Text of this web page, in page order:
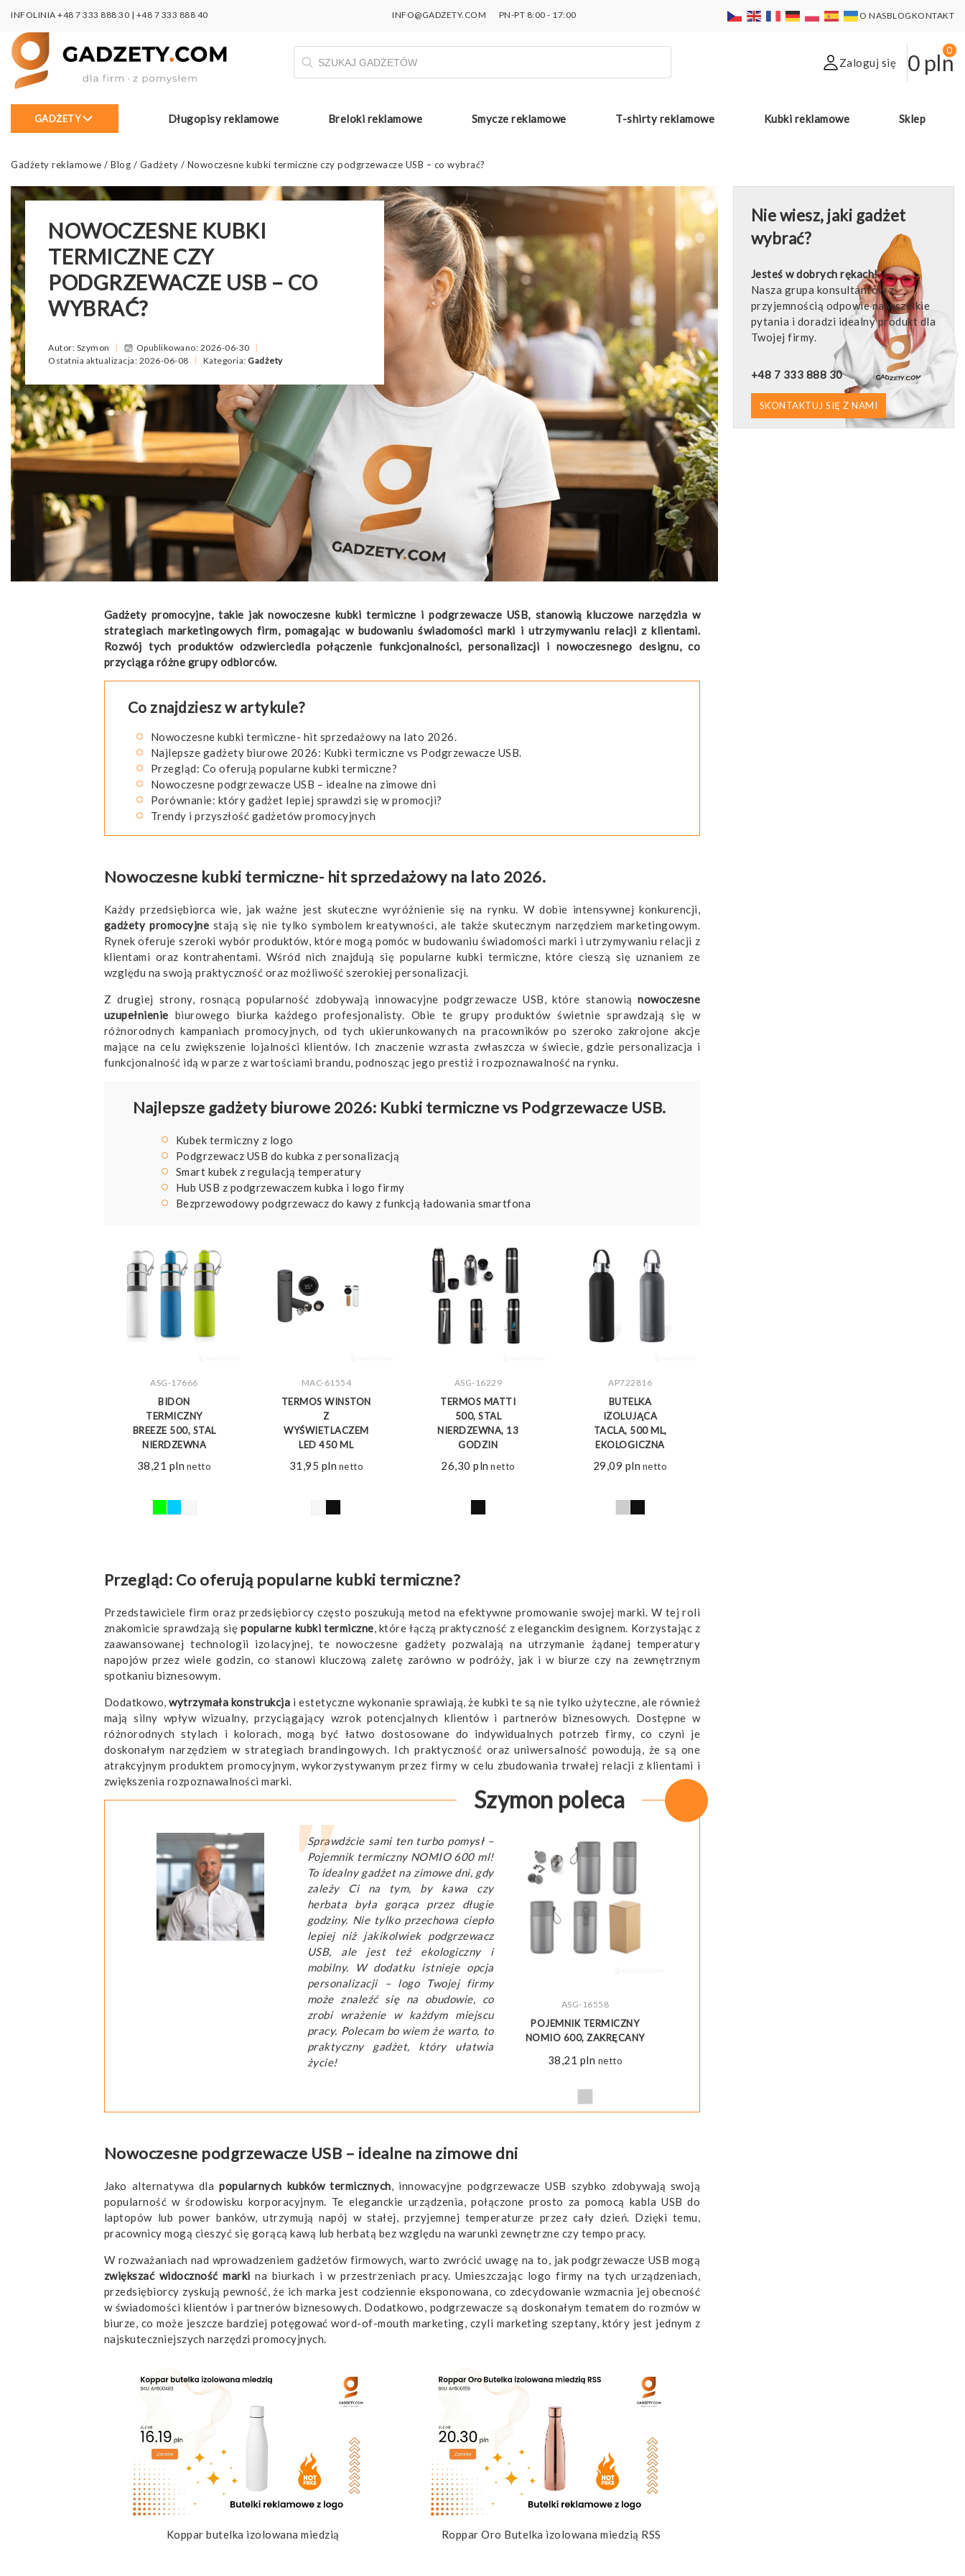
INFOLINIA +48 7 333 888 30 | +48 7 333 888 40 INFO@GADZETY.COM PN-PT 8:00 - 17:00 O NASBLOGKONTAKT
Wyszukiwarka
produktów
Zaloguj się 0 pln
0
GADŻETY Długopisy reklamowe Breloki reklamowe Smycze reklamowe T-shirty reklamowe Kubki reklamowe Sklep
Gadżety reklamowe / Blog / Gadżety / Nowoczesne kubki termiczne czy podgrzewacze USB – co wybrać?
NOWOCZESNE KUBKI
TERMICZNE CZY
PODGRZEWACZE USB – CO
WYBRAĆ?
Autor: Szymon
Opublikowano: 2026-06-30
Ostatnia aktualizacja: 2026-06-08
Kategoria: Gadżety
Gadżety promocyjne, takie jak nowoczesne kubki termiczne i podgrzewacze USB, stanowią kluczowe narzędzia w
strategiach marketingowych firm, pomagając w budowaniu świadomości marki i utrzymywaniu relacji z klientami.
Rozwój tych produktów odzwierciedla połączenie funkcjonalności, personalizacji i nowoczesnego designu, co
przyciąga różne grupy odbiorców.
Co znajdziesz w artykule?
Nowoczesne kubki termiczne- hit sprzedażowy na lato 2026.
Najlepsze gadżety biurowe 2026: Kubki termiczne vs Podgrzewacze USB.
Przegląd: Co oferują popularne kubki termiczne?
Nowoczesne podgrzewacze USB – idealne na zimowe dni
Porównanie: który gadżet lepiej sprawdzi się w promocji?
Trendy i przyszłość gadżetów promocyjnych
Nowoczesne kubki termiczne- hit sprzedażowy na lato 2026.
Każdy przedsiębiorca wie, jak ważne jest skuteczne wyróżnienie się na rynku. W dobie intensywnej konkurencji,
gadżety promocyjne stają się nie tylko symbolem kreatywności, ale także skutecznym narzędziem marketingowym.
Rynek oferuje szeroki wybór produktów, które mogą pomóc w budowaniu świadomości marki i utrzymywaniu relacji z
klientami oraz kontrahentami. Wśród nich znajdują się popularne kubki termiczne, które cieszą się uznaniem ze
względu na swoją praktyczność oraz możliwość szerokiej personalizacji.
Z drugiej strony, rosnącą popularność zdobywają innowacyjne podgrzewacze USB, które stanowiąnowoczesne
uzupełnienie biurowego biurka każdego profesjonalisty. Obie te grupy produktów świetnie sprawdzają się w
różnorodnych kampaniach promocyjnych, od tych ukierunkowanych na pracowników po szeroko zakrojone akcje
mające na celu zwiększenie lojalności klientów. Ich znaczenie wzrasta zwłaszcza w świecie, gdzie personalizacja i
funkcjonalność idą w parze z wartościami brandu, podnosząc jego prestiż i rozpoznawalność na rynku.
Najlepsze gadżety biurowe 2026: Kubki termiczne vs Podgrzewacze USB.
Kubek termiczny z logo
Podgrzewacz USB do kubka z personalizacją
Smart kubek z regulacją temperatury
Hub USB z podgrzewaczem kubka i logo firmy
Bezprzewodowy podgrzewacz do kawy z funkcją ładowania smartfona
ZOBACZ WIĘCEJ
ASG-17666
BIDON
TERMICZNY
BREEZE 500, STAL
NIERDZEWNA
38,21 pln netto
ZOBACZ WIĘCEJ
MAC-61554
TERMOS WINSTON
Z
WYŚWIETLACZEM
LED 450 ML
31,95 pln netto
ZOBACZ WIĘCEJ
ASG-16229
TERMOS MATTI
500, STAL
NIERDZEWNA, 13
GODZIN
26,30pln netto
ZOBACZ WIĘCEJ
AP722816
BUTELKA
IZOLUJĄCA
TACLA, 500 ML,
EKOLOGICZNA
29,09 pln netto
Przegląd: Co oferują popularne kubki termiczne?
Przedstawiciele firm oraz przedsiębiorcy często poszukują metod na efektywne promowanie swojej marki. W tej roli
znakomicie sprawdzają siępopularne kubki termiczne, które łączą praktyczność z eleganckim designem. Korzystając z
zaawansowanej technologii izolacyjnej, te nowoczesne gadżety pozwalają na utrzymanie żądanej temperatury
napojów przez wiele godzin, co stanowi kluczową zaletę zarówno w podróży, jak i w biurze czy na zewnętrznym
spotkaniu biznesowym.
Dodatkowo,wytrzymała konstrukcja i estetyczne wykonanie sprawiają, że kubki te są nie tylko użyteczne, ale również
mają silny wpływ wizualny, przyciągający wzrok potencjalnych klientów i partnerów biznesowych. Dostępne w
różnorodnych stylach i kolorach, mogą być łatwo dostosowane do indywidualnych potrzeb firmy, co czyni je
doskonałym narzędziem w strategiach brandingowych. Ich praktyczność oraz uniwersalność powodują, że są one
atrakcyjnym produktem promocyjnym, wykorzystywanym przez firmy w celu zbudowania trwałej relacji z klientami i
zwiększenia rozpoznawalności marki.
Szymon poleca
Sprawdźcie sami ten turbo pomysł –
Pojemnik termiczny NOMIO 600 ml!
To idealny gadżet na zimowe dni, gdy
zależy Ci na tym, by kawa czy
herbata była gorąca przez długie
godziny. Nie tylko przechowa ciepło
lepiej niż jakikolwiek podgrzewacz
USB, ale jest też ekologiczny i
mobilny. W dodatku istnieje opcja
personalizacji – logo Twojej firmy
może znaleźć się na obudowie, co
zrobi wrażenie w każdym miejscu
pracy. Polecam bo wiem że warto, to
praktyczny gadżet, który ułatwia
życie!
ZOBACZ WIĘCEJ
ASG-16558
POJEMNIK TERMICZNY
NOMIO 600, ZAKRĘCANY
38,21 pln netto
Nowoczesne podgrzewacze USB – idealne na zimowe dni
Jako alternatywa dlapopularnych kubków termicznych, innowacyjne podgrzewacze USB szybko zdobywają swoją
popularność w środowisku korporacyjnym. Te eleganckie urządzenia, połączone prosto za pomocą kabla USB do
laptopów lub power banków, utrzymują napój w stałej, przyjemnej temperaturze przez cały dzień. Dzięki temu,
pracownicy mogą cieszyć się gorącą kawą lub herbatą bez względu na warunki zewnętrzne czy tempo pracy.
W rozważaniach nad wprowadzeniem gadżetów firmowych, warto zwrócić uwagę na to, jak podgrzewacze USB mogą
zwiększać widoczność marki na biurkach i w przestrzeniach pracy. Umieszczając logo firmy na tych urządzeniach,
przedsiębiorcy zyskują pewność, że ich marka jest codziennie eksponowana, co zdecydowanie wzmacnia jej obecność
w świadomości klientów i partnerów biznesowych. Dodatkowo, podgrzewacze są doskonałym tematem do rozmów w
biurze, co może jeszcze bardziej potęgować word-of-mouth marketing, czyli marketing szeptany, który jest jednym z
najskuteczniejszych narzędzi promocyjnych.
Koppar butelka izolowana miedzią Roppar Oro Butelka izolowana miedzią RSS
Nie wiesz, jaki gadżet
wybrać?
Jesteś w dobrych rękach!
Nasza grupa konsultantów z
przyjemnością odpowie na wszelkie
pytania i doradzi idealny produkt dla
Twojej firmy.
+48 7 333 888 30
SKONTAKTUJ SIĘ Z NAMI